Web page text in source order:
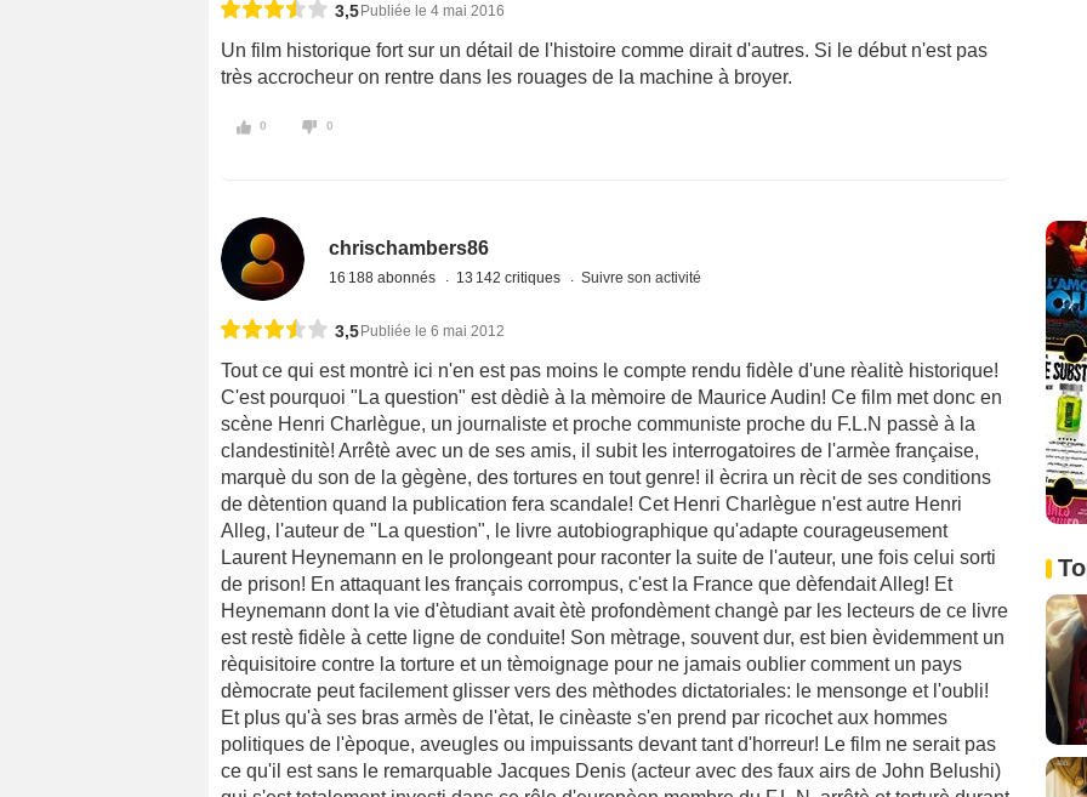
3,5 Publiée le 4 mai 2016
Un film historique fort sur un détail de l'histoire comme dirait d'autres. Si le début n'est pas
très accrocheur on rentre dans les rouages de la machine à broyer.
0 0
chrischambers86
16 188 abonnés 13 142 critiques Suivre son activité
3,5Publiée le 6 mai 2012
Tout ce qui est montrè ici n'en est pas moins le compte rendu fidèle d'une rèalitè historique!
C'est pourquoi "La question" est dèdiè à la mèmoire de Maurice Audin! Ce film met donc en
scène Henri Charlègue, un journaliste et proche communiste proche du F.L.N passè à la
clandestinitè! Arrêtè avec un de ses amis, il subit les interrogatoires de l'armèe française,
marquè du son de la gègène, des tortures en tout genre! il ècrira un rècit de ses conditions
de dètention quand la publication fera scandale! Cet Henri Charlègue n'est autre Henri
Alleg, l'auteur de "La question", le livre autobiographique qu'adapte courageusement
Laurent Heynemann en le prolongeant pour raconter la suite de l'auteur, une fois celui sorti
de prison! En attaquant les français corrompus, c'est la France que dèfendait Alleg! Et
Heynemann dont la vie d'ètudiant avait ètè profondèment changè par les lecteurs de ce livre
est restè fidèle à cette ligne de conduite! Son mètrage, souvent dur, est bien èvidemment un
rèquisitoire contre la torture et un tèmoignage pour ne jamais oublier comment un pays
dèmocrate peut facilement glisser vers des mèthodes dictatoriales: le mensonge et l'oubli!
Et plus qu'à ses bras armès de l'ètat, le cinèaste s'en prend par ricochet aux hommes
politiques de l'èpoque, aveugles ou impuissants devant tant d'horreur! Le film ne serait pas
ce qu'il est sans le remarquable Jacques Denis (acteur avec des faux airs de John Belushi)